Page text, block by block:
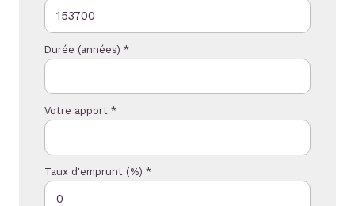
Durée (années) *
Votre apport *
Taux d'emprunt (%) *